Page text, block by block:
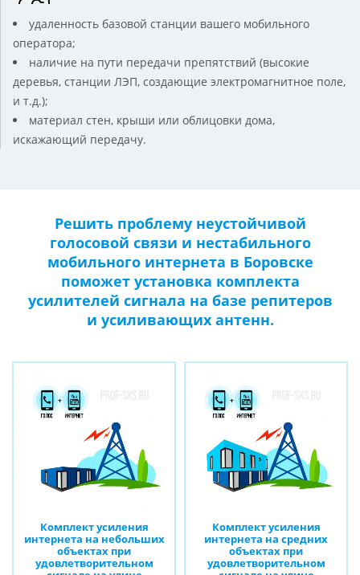
удаленность базовой станции вашего мобильного
оператора;
наличие на пути передачи препятствий (высокие
деревья, станции ЛЭП, создающие электромагнитное поле,
и т.д.);
материал стен, крыши или облицовки дома,
искажающий передачу.
Решить проблему неустойчивой
голосовой связи и нестабильного
мобильного интернета в Боровске
поможет установка комплекта
усилителей сигнала на базе репитеров
и усиливающих антенн.
Комплект усиления
интернета на небольших
объектах при
удовлетворительном
Комплект усиления
интернета на средних
объектах при
удовлетворительном